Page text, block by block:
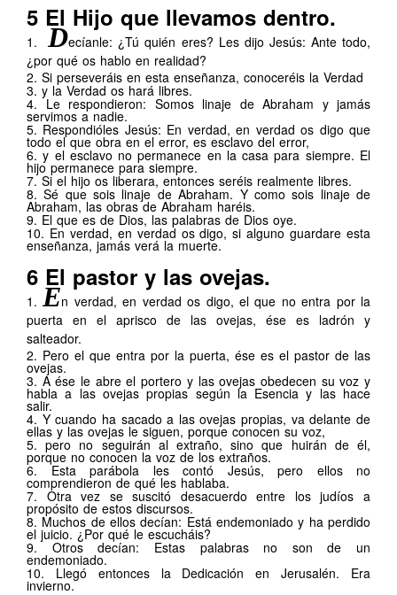
5 El Hijo que llevamos dentro.
1.Decíanle: ¿Tú quién eres? Les dijo Jesús: Ante todo,
¿por qué os hablo en realidad?
2. Si perseveráis en esta enseñanza, conoceréis la Verdad
3. y la Verdad os hará libres.
4.Le respondieron: Somos linaje de Abraham y jamás
servimos a nadie.
5. Respondióles Jesús: En verdad, en verdad os digo que
todo el que obra en el error, es esclavo del error,
6.y el esclavo no permanece en la casa para siempre. El
hijo permanece para siempre.
7.Si el hijo os liberara, entonces seréis realmente libres.
8.Sé que sois linaje de Abraham. Y como sois linaje de
Abraham, las obras de Abraham haréis.
9. El que es de Dios, las palabras de Dios oye.
10. En verdad, en verdad os digo, si alguno guardare esta
enseñanza, jamás verá la muerte.
6 El pastor y las ovejas.
1.En verdad, en verdad os digo, el que no entra por la
puerta en el aprisco de las ovejas, ése es ladrón y
salteador.
2. Pero el que entra por la puerta, ése es el pastor de las
ovejas.
3. A ése le abre el portero y las ovejas obedecen su voz y
habla a las ovejas propias según la Esencia y las hace
salir.
4. Y cuando ha sacado a las ovejas propias, va delante de
ellas y las ovejas le siguen, porque conocen su voz,
5.pero no seguirán al extraño, sino que huirán de él,
porque no conocen la voz de los extraños.
6.Esta parábola les contó Jesús, pero ellos no
comprendieron de qué les hablaba.
7. Otra vez se suscitó desacuerdo entre los judíos a
propósito de estos discursos.
8. Muchos de ellos decían: Está endemoniado y ha perdido
el juicio. ¿Por qué le escucháis?
9. Otros decían: Estas palabras no son de un
endemoniado.
10. Llegó entonces la Dedicación en Jerusalén. Era
invierno.